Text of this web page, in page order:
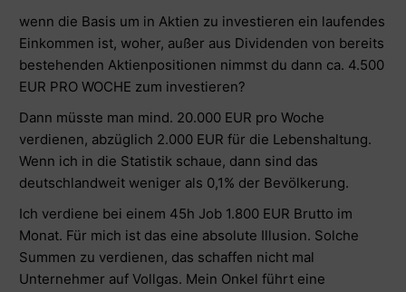
wenn die Basis um in Aktien zu investieren ein laufendes
Einkommen ist, woher, außer aus Dividenden von bereits
bestehenden Aktienpositionen nimmst du dann ca. 4.500
EUR PRO WOCHE zum investieren?
Dann müsste man mind. 20.000 EUR pro Woche
verdienen, abzüglich 2.000 EUR für die Lebenshaltung.
Wenn ich in die Statistik schaue, dann sind das
deutschlandweit weniger als 0,1% der Bevölkerung.
Ich verdiene bei einem 45h Job 1.800 EUR Brutto im
Monat. Für mich ist das eine absolute Illusion. Solche
Summen zu verdienen, das schaffen nicht mal
Unternehmer auf Vollgas. Mein Onkel führt eine